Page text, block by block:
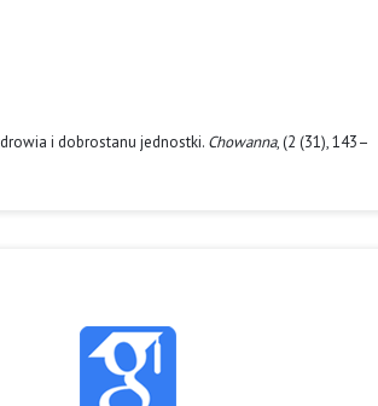
i dobrostanu jednostki. Chowanna, (2 (31), 143–